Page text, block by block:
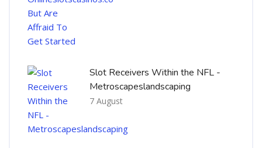
Slot Receivers Within the NFL -
Metroscapeslandscaping
7 August